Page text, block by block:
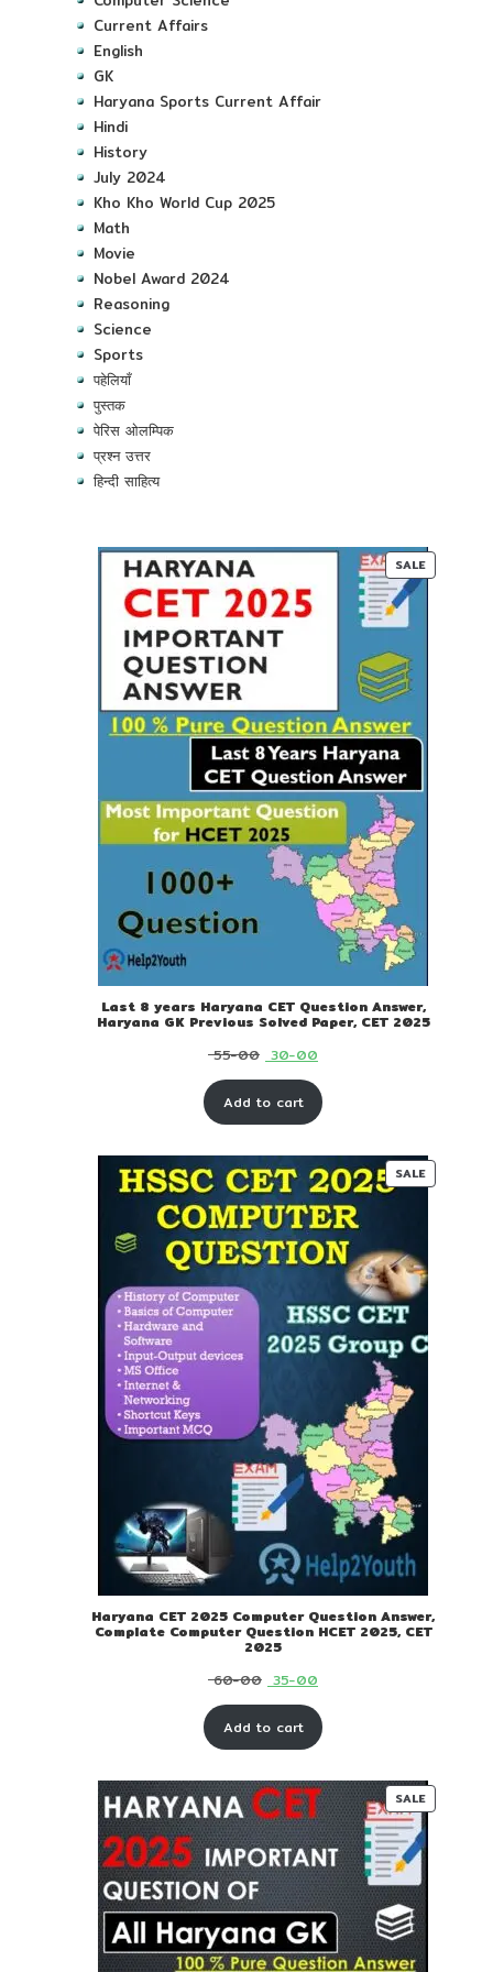
Current Affairs
English
GK
Haryana Sports Current Affair
Hindi
History
July 2024
Kho Kho World Cup 2025
Math
Movie
Nobel Award 2024
Reasoning
Science
Sports
पहेलियाँ
पुस्तक
पेरिस ओलम्पिक
प्रश्न उत्तर
हिन्दी साहित्य
SALE
Last 8 years Haryana CET Question Answer,
Haryana GK Previous Solved Paper, CET 2025
55-00 Original
price
was:
00.
30-00Current
price
is:
00.
Add to cart
SALE
Haryana CET 2025 Computer Question Answer,
Complate Computer Question HCET 2025, CET
2025
60-00 Original
price
was:
00.
35-00Current
price
is:
00.
Add to cart
SALE
ON
SALE